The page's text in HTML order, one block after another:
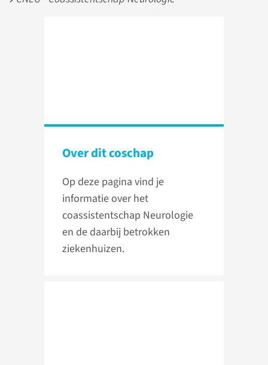
Over dit coschap
Op deze pagina vind je
informatie over het
coassistentschap Neurologie
en de daarbij betrokken
ziekenhuizen.